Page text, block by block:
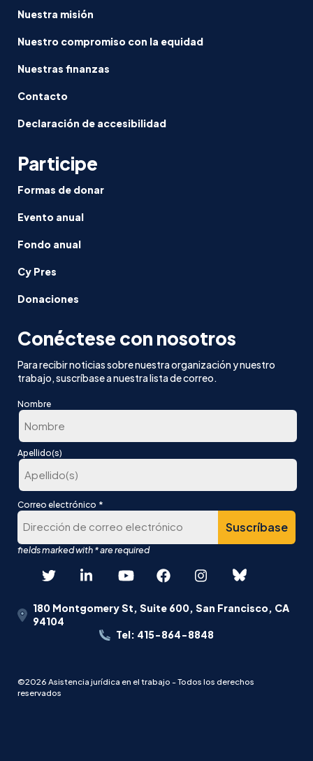
Nuestra misión
Nuestro compromiso con la equidad
Nuestras finanzas
Contacto
Declaración de accesibilidad
Participe
Formas de donar
Evento anual
Fondo anual
Cy Pres
Donaciones
Conéctese con nosotros
Para recibir noticias sobre nuestra organización y nuestro
trabajo, suscríbase a nuestra lista de correo.
Nombre
En
lugar
Apellido(s)
Última
Correo electrónico *
180 Montgomery St, Suite 600, San Francisco, CA
94104
Tel: 415-864-8848
©2026 Asistencia jurídica en el trabajo - Todos los derechos
reservados